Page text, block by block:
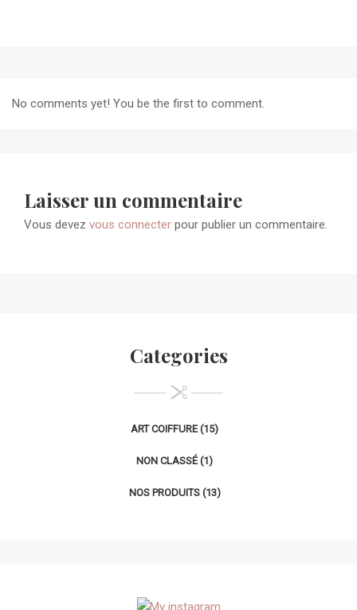
No comments yet! You be the first to comment.
Laisser un commentaire
Vous devez vous connecter pour publier un commentaire.
Categories
ART COIFFURE (15)
NON CLASSÉ (1)
NOS PRODUITS(13)